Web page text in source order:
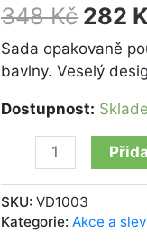
348Kč 282
Sada opakovaně
bavlny. Veselý
Dostupnost:
Zvířátka
množství
SKU: VD1003
Kategorie: Akce a